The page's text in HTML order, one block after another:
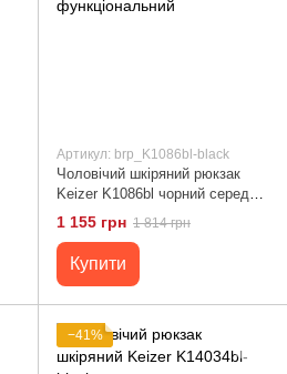
Артикул: brp_K1086bl-black
Чоловічий шкіряний рюкзак
Keizer K1086bl чорний середній
31x17x5.5 см, стильний та
функціональний
1 155 грн 1 814 грн
Купити
−41%